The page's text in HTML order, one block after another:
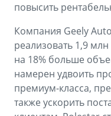
повысить
Компания Geely
реализовать 1,9
на 18% больше
намерен удвоить
премиум-класса,
также ускорить